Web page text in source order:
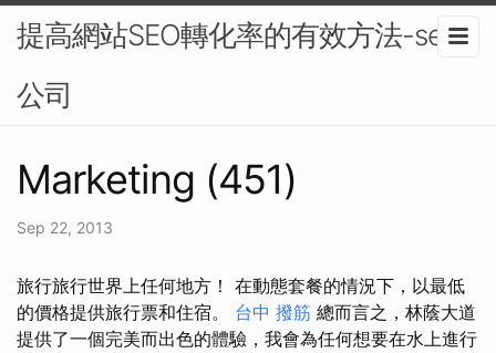
提高網站SEO轉化率的有效方法-seo
公司
Marketing (451)
Sep 22, 2013
旅行旅行世界上任何地方！ 在動態套餐的情況下，以最低
的價格提供旅行票和住宿。 台中 撥筋 總而言之，林蔭大道
提供了一個完美而出色的體驗，我會為任何想要在水上進行